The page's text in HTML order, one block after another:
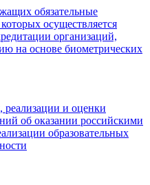
обязательные
осуществляется
организаций,
на основе биометрических
реализации и оценки
об оказании российскими
образовательных